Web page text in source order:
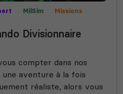
MilSim
Missions
Divisionnaire
compter dans nos
aventure à la fois
réaliste, alors vous